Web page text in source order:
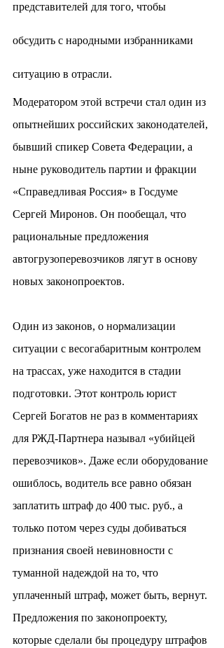
представителей для того, чтобы
обсудить с народными избранниками
ситуацию в отрасли.
Модератором этой встречи стал один из
опытнейших российских законодателей,
бывший спикер Совета Федерации, а
ныне руководитель партии и фракции
«Справедливая Россия» в Госдуме
Сергей Миронов. Он пообещал, что
рациональные предложения
автогрузоперевозчиков лягут в основу
новых законопроектов.
Один из законов, о нормализации
ситуации с весогабаритным контролем
на трассах, уже находится в стадии
подготовки. Этот контроль юрист
Сергей Богатов не раз в комментариях
для РЖД-Партнера называл «убийцей
перевозчиков». Даже если оборудование
ошиблось, водитель все равно обязан
заплатить штраф до 400 тыс. руб., а
только потом через суды добиваться
признания своей невиновности с
туманной надеждой на то, что
уплаченный штраф, может быть, вернут.
Предложения по законопроекту,
которые сделали бы процедуру штрафов